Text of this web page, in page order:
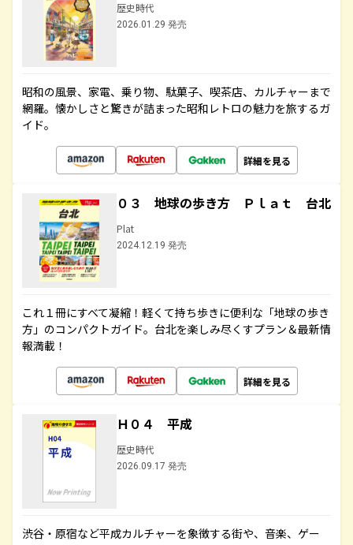
歴史時代
2026.01.29 発売
昭和の風景、家電、乗り物、駄菓子、喫茶店、カルチャーまで
網羅。懐かしさと驚きが詰まった昭和レトロの魅力を旅するガ
イド。
詳細を見る
０３ 地球の歩き方 Ｐｌａｔ 台北
Plat
2024.12.19 発売
これ１冊にすべて凝縮！軽くて持ち歩きに便利な「地球の歩き
方」のコンパクトガイド。台北を楽しみ尽くすプラン＆最新情
報満載！
詳細を見る
Ｈ０４ 平成
歴史時代
2026.09.17 発売
渋谷・原宿など平成カルチャーを象徴する街や、音楽、ゲー